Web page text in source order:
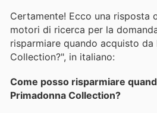
Certamente! Ecco una risposta
motori di ricerca per la
risparmiare quando acquisto da
Collection?", in italiano:
Come posso risparmiare
Primadonna Collection?